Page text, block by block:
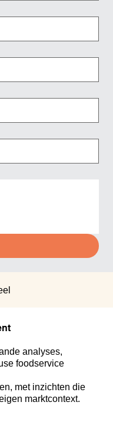
analyses,
foodservice
met inzichten die
marktcontext.